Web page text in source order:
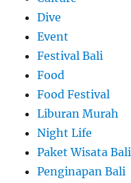
Dive
Event
Festival Bali
Food
Food Festival
Liburan Murah
Night Life
Paket Wisata Bali
Penginapan Bali